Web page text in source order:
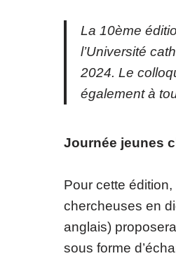
La 10ème
l’Université
2024. Le
également à
Journée jeunes
Pour cette
chercheuses en
anglais)
sous forme